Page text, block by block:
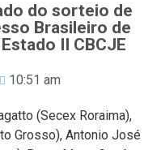
do sorteio de
Brasileiro de
II CBCJE
10:51 am
(Secex Roraima),
Grosso), Antonio José